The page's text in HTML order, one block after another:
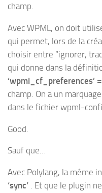
champ.
Avec WPML, on doit
qui permet, lors de la
choisir entre “ignorer,
qui donne dans la
‘wpml_cf_preferences’
champ. On a un
dans le fichier wpml-
Good.
Sauf que…
Avec Polylang, la même
‘sync’ . Et que le plugin